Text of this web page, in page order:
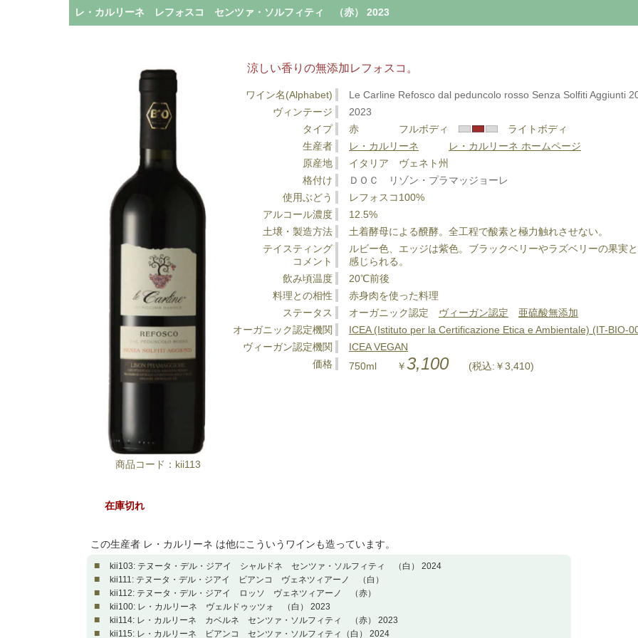
レ・カルリーネ レフォスコ センツァ・ソルフィティ （赤） 2023
商品コード：kii113
在庫切れ
涼しい香りの無添加レフォスコ。
ワイン名(Alphabet)
Le Carline Refosco dal peduncolo rosso Senza Solfiti Aggiunti
ヴィンテージ
2023
タイプ
赤 フルボディ
ライトボディ
生産者
レ・カルリーネ
レ・カルリーネ ホームページ
原産地
イタリア ヴェネト州
格付け
ＤＯＣ リゾン・プラマッジョーレ
使用ぶどう
レフォスコ100%
アルコール濃度
12.5%
土壌・製造方法
土着酵母による醗酵。全工程で酸素と極力触れさせない。
テイスティング
コメント
ルビー色、エッジは紫色。ブラックベリーやラズベリーの果実
感じられる。
飲み頃温度
20℃前後
料理との相性
赤身肉を使った料理
ステータス
オーガニック認定 ヴィーガン認定
亜硫酸無添加
オーガニック認定機関
ICEA (Istituto per la Certificazione Etica e Ambientale) (IT-BIO-
ヴィーガン認定機関
ICEA VEGAN
価格
750ml ￥3,100 (税込:￥3,410)
この生産者 レ・カルリーネ は他にこういうワインも造っています。
■ kii103: テヌータ・デル・ジアイ シャルドネ センツァ・ソルフィティ （白） 2024
■ kii111: テヌータ・デル・ジアイ ビアンコ ヴェネツィアーノ （白）
■ kii112: テヌータ・デル・ジアイ ロッソ ヴェネツィアーノ （赤）
■ kii100: レ・カルリーネ ヴェルドゥッツォ （白） 2023
■ kii114: レ・カルリーネ カベルネ センツァ・ソルフィティ （赤） 2023
■ kii115: レ・カルリーネ ビアンコ センツァ・ソルフィティ（白） 2024